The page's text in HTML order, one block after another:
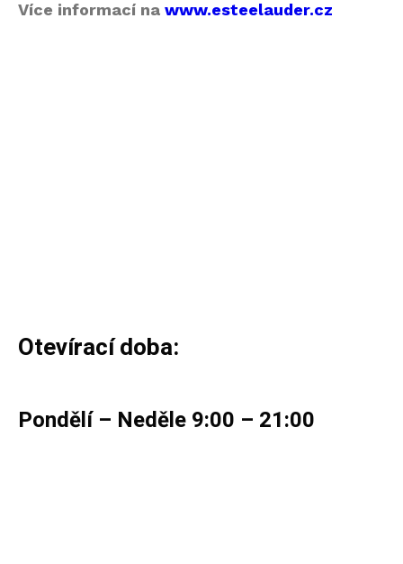
Více informací na www.esteelauder.cz
Otevírací doba:
Pondělí – Neděle 9:00 – 21:00